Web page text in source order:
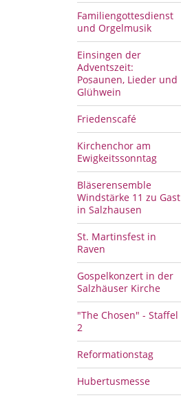
Familiengottesdienst
und Orgelmusik
Einsingen der
Adventszeit:
Posaunen, Lieder und
Glühwein
Friedenscafé
Kirchenchor am
Ewigkeitssonntag
Bläserensemble
Windstärke 11 zu Gast
in Salzhausen
St. Martinsfest in
Raven
Gospelkonzert in der
Salzhäuser Kirche
"The Chosen" - Staffel
2
Reformationstag
Hubertusmesse